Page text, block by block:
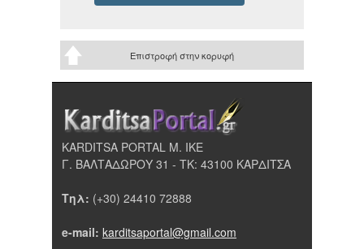
Επιστροφή στην κορυφή
KARDITSA PORTAL Μ. ΙΚΕ
Γ. ΒΑΛΤΑΔΩΡΟΥ 31 - ΤΚ: 43100 ΚΑΡΔΙΤΣΑ
Τηλ: (+30) 24410 72888
e-mail: karditsaportal@gmail.com